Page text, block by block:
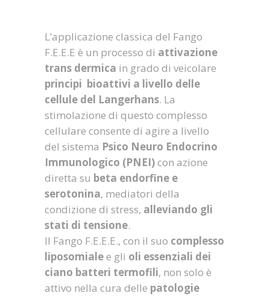
L’applicazione classica del Fango
F.E.E.E è un processo di attivazione
trans dermica in grado di veicolare
principi bioattivi a livello delle
cellule del Langerhans. La
stimolazione di questo complesso
cellulare consente di agire a livello
del sistema Psico Neuro Endocrino
Immunologico (PNEI)con azione
diretta su beta endorfine e
serotonina, mediatori della
condizione di stress, alleviando gli
stati di tensione.
Il Fango F.E.E.E., con il suo complesso
liposomialee gli oli essenziali dei
ciano batteri termofili, non solo è
attivo nella cura delle patologie